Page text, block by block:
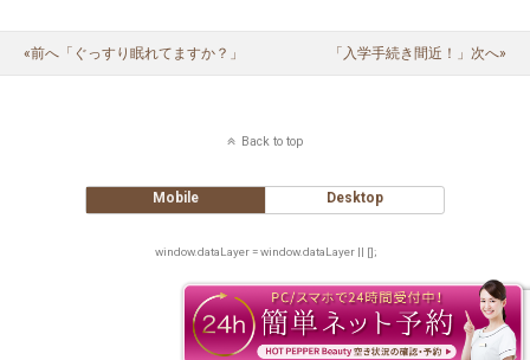
«前へ「ぐっすり眠れてますか？」 「入学手続き間近！」次へ»
Back to top
Mobile Desktop
window.dataLayer = window.dataLayer || [];